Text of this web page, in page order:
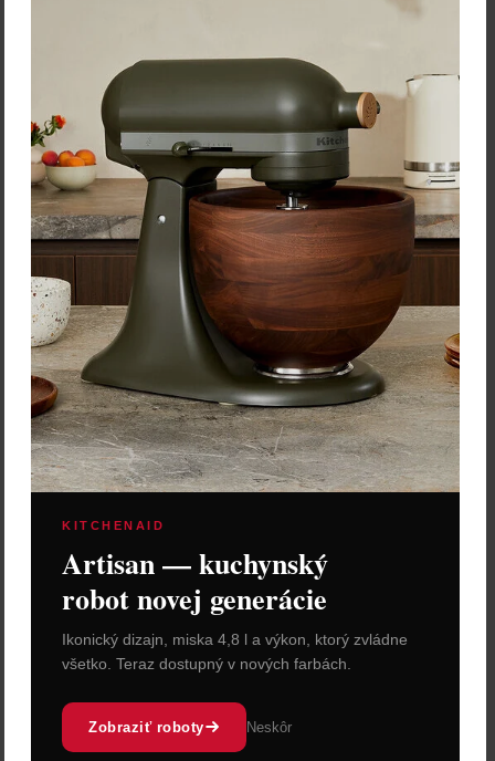
KITCHENAID
Artisan — kuchynský
robot novej generácie
Ikonický dizajn, miska 4,8 l a výkon, ktorý zvládne
všetko. Teraz dostupný v nových farbách.
Zobraziť roboty Neskôr